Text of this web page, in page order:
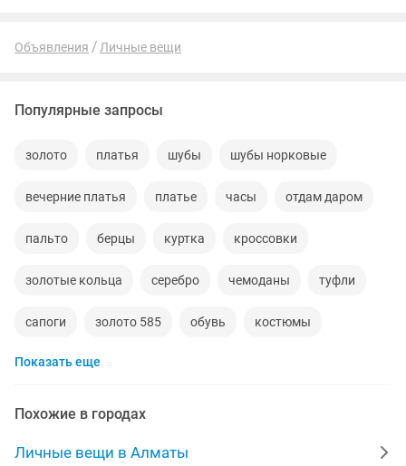
Объявления Личные вещи
Популярные запросы
золото платья шубы шубы норковые
вечерние платья платье часы отдам даром
пальто берцы куртка кроссовки
золотые кольца серебро чемоданы туфли
сапоги золото 585 обувь костюмы
кольца норковые шубы новые
дубленки инвалидные коляски
Показать еще
Похожие в городах
Личные вещи в Алматы